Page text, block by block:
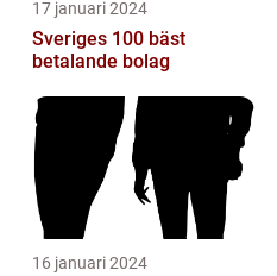
17 januari 2024
Sveriges 100 bäst
betalande bolag
16 januari 2024